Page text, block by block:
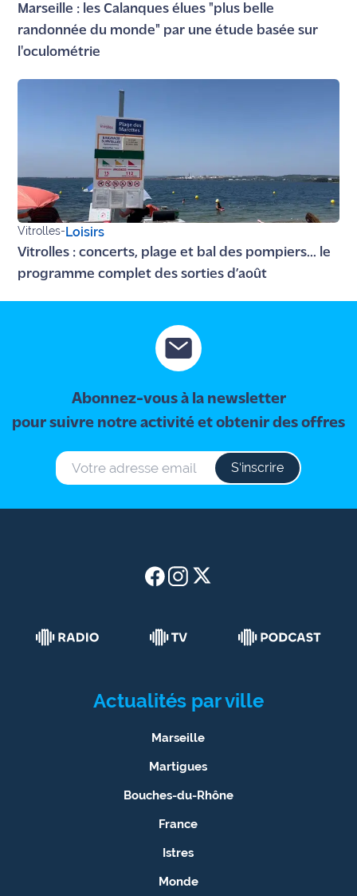
Marseille : les Calanques élues "plus belle
randonnée du monde" par une étude basée sur
l'oculométrie
Vitrolles-Loisirs
Vitrolles : concerts, plage et bal des pompiers... le
programme complet des sorties d’août
Abonnez-vous à la newsletter
pour suivre notre activité et obtenir des offres
S‘inscrire
Actualités par ville
Marseille
Martigues
Bouches-du-Rhône
France
Istres
Monde